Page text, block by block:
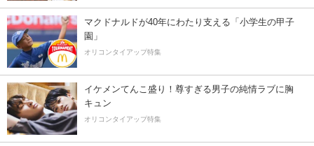
マクドナルドが40年にわたり支える「小学生の甲子
園」
オリコンタイアップ特集
イケメンてんこ盛り！尊すぎる男子の純情ラブに胸
キュン
オリコンタイアップ特集